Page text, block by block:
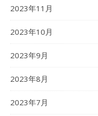
2023年11月
2023年10月
2023年9月
2023年8月
2023年7月